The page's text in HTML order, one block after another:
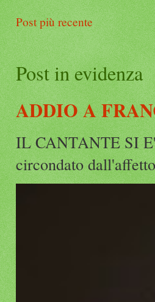
Post più recente
Post in evidenza
ADDIO A
IL CANTANTE SI
circondato